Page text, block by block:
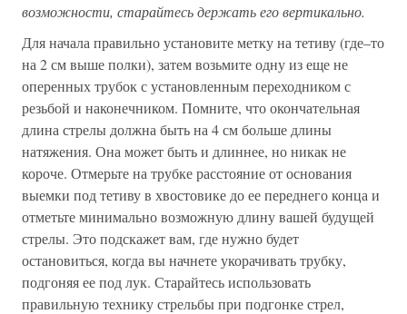
возможности, старайтесь держать его вертикально.
Для начала правильно установите метку на тетиву (где–то
на 2 см выше полки), затем возьмите одну из еще не
оперенных трубок с установленным переходником с
резьбой и наконечником. Помните, что окончательная
длина стрелы должна быть на 4 см больше длины
натяжения. Она может быть и длиннее, но никак не
короче. Отмерьте на трубке расстояние от основания
выемки под тетиву в хвостовике до ее переднего конца и
отметьте минимально возможную длину вашей будущей
стрелы. Это подскажет вам, где нужно будет
остановиться, когда вы начнете укорачивать трубку,
подгоняя ее под лук. Старайтесь использовать
правильную технику стрельбы при подгонке стрел,